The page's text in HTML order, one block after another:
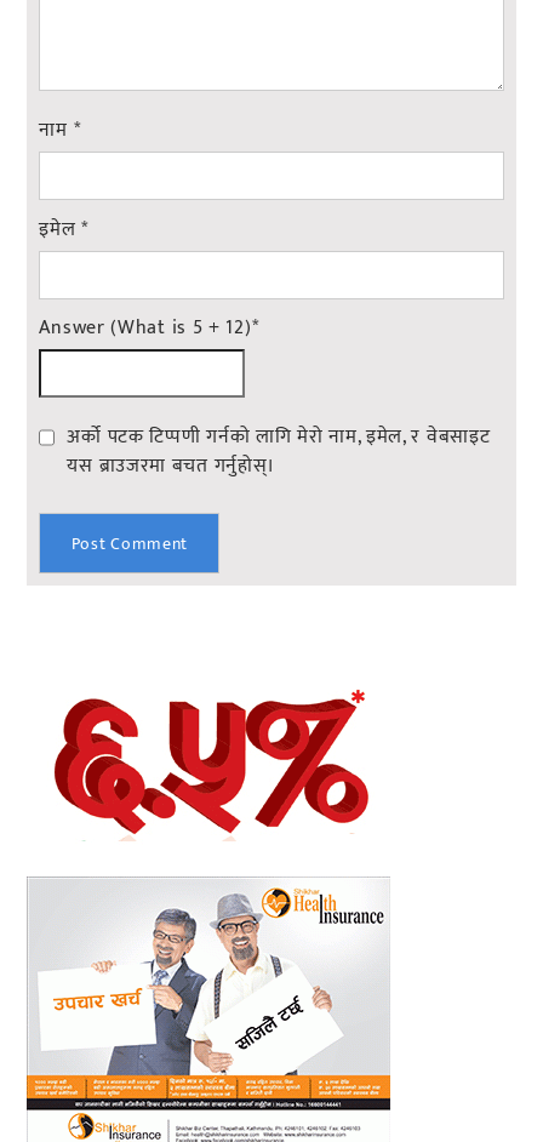
नाम *
इमेल*
Answer (What is 5 + 12)*
अर्को पटक टिप्पणी गर्नको लागि मेरो नाम, इमेल, र वेबसाइट
यस ब्राउजरमा बचत गर्नुहोस्।